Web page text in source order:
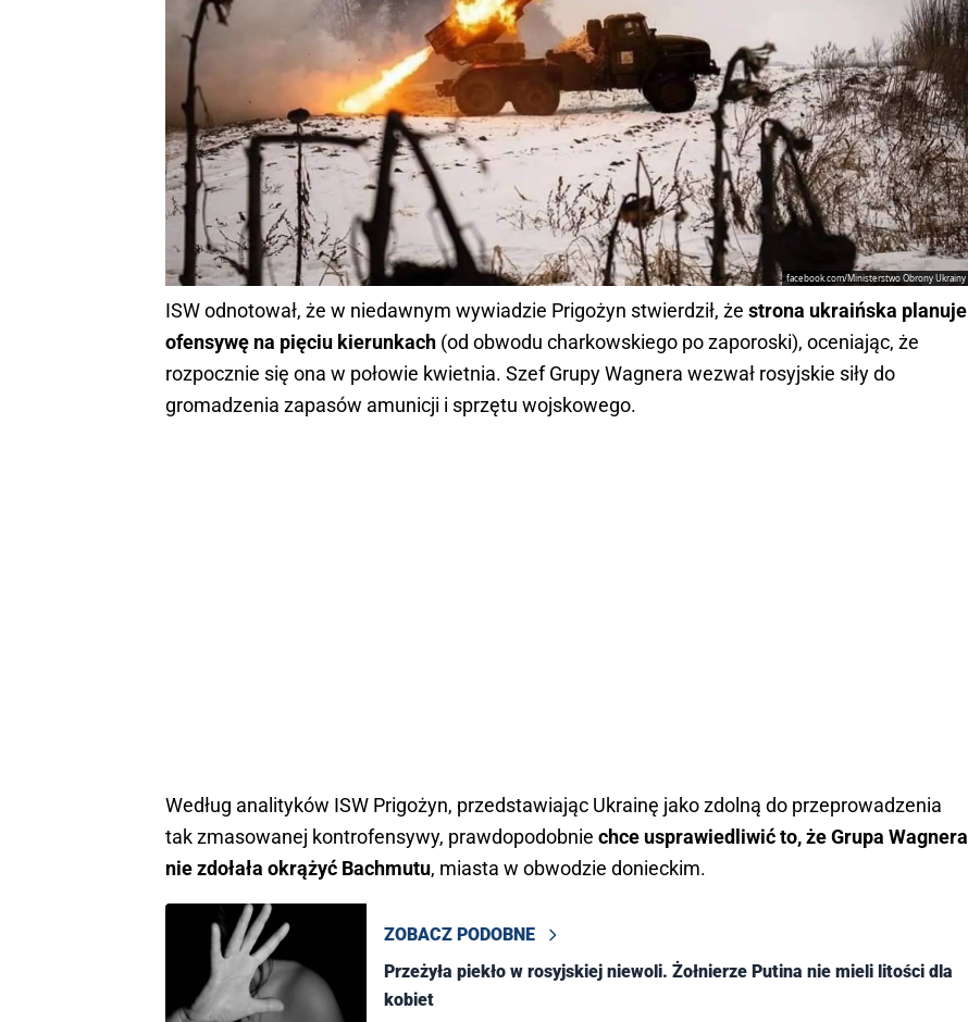
facebook.com/Ministerstwo Obrony Ukrainy
ISW odnotował, że w niedawnym wywiadzie Prigożyn stwierdził, że strona ukraińska planuje
ofensywę na pięciu kierunkach (od obwodu charkowskiego po zaporoski), oceniając, że
rozpocznie się ona w połowie kwietnia. Szef Grupy Wagnera wezwał rosyjskie siły do
gromadzenia zapasów amunicji i sprzętu wojskowego.
Według analityków ISW Prigożyn, przedstawiając Ukrainę jako zdolną do przeprowadzenia
tak zmasowanej kontrofensywy, prawdopodobnie chce usprawiedliwić to, że Grupa Wagnera
nie zdołała okrążyć Bachmutu, miasta w obwodzie donieckim.
ZOBACZ PODOBNE
Przeżyła piekło w rosyjskiej niewoli. Żołnierze Putina nie mieli litości dla
kobiet